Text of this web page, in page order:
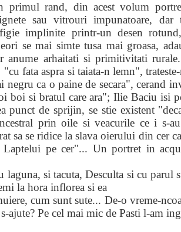
primul rand, din acest volum
sau vitrouri impunatoare, dar
implinite printr-un desen
se mai simte tusa mai groasa,
anume arhaitati si primitivitati
fata aspra si taiata-n lemn",
negru ca o paine de secara", cerand
boi si bratul care ara"; Ilie Baciu isi
punct de sprijin, se stie existent
prin oile si veacurile ce i s-
sa se ridice la slava oierului din cer
Laptelui pe cer"... Un portret in
laguna, si tacuta, Desculta si cu parul
la hora inflorea si ea
cum sunt sute... De-o vreme-
ajute? Pe cel mai mic de Pasti l-am